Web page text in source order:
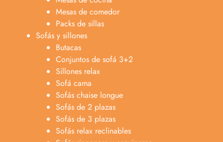
Mesas de comedor
Packs de sillas
Sofás y sillones
Butacas
Conjuntos de sofá 3+2
Sillones relax
Sofá cama
Sofás chaise longue
Sofás de 2 plazas
Sofás de 3 plazas
Sofás relax reclinables
Lun-dom 9:00am-10pm